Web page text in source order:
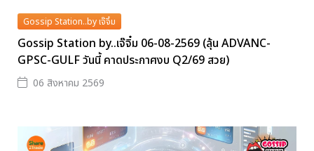
Gossip Station..by เจ๊จิ๋ม
Gossip Station by..เจ๊จิ๋ม 06-08-2569 (ลุ้น ADVANC-
GPSC-GULF วันนี้ คาดประกาศงบ Q2/69 สวย)
06 สิงหาคม 2569